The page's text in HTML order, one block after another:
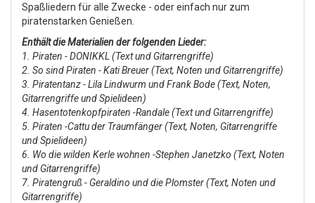
Spaßliedern für alle Zwecke - oder einfach nur zum
piratenstarken Genießen.
Enthält die Materialien der folgenden Lieder:
1. Piraten - DONIKKL (Text und Gitarrengriffe)
2. So sind Piraten - Kati Breuer (Text, Noten und Gitarrengriffe)
3. Piratentanz - Lila Lindwurm und Frank Bode (Text, Noten,
Gitarrengriffe und Spielideen)
4. Hasentotenkopfpiraten -Randale (Text und Gitarrengriffe)
5. Piraten -Cattu der Traumfänger (Text, Noten, Gitarrengriffe
und Spielideen)
6. Wo die wilden Kerle wohnen -Stephen Janetzko (Text, Noten
und Gitarrengriffe)
7. Piratengruß - Geraldino und die Plomster (Text, Noten und
Gitarrengriffe)